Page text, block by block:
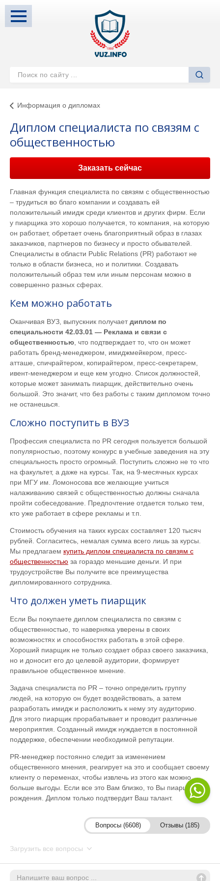
Информация о дипломах
Диплом специалиста по связям с
общественностью
Заказать сейчас
Главная функция специалиста по связям с общественностью
– трудиться во благо компании и создавать ей
положительный имидж среди клиентов и других фирм. Если
у пиарщика это хорошо получается, то компания, на которую
он работает, обретает очень благоприятный образ в глазах
заказчиков, партнеров по бизнесу и просто обывателей.
Специалисты в области Public Relations (PR) работают не
только в области бизнеса, но и политики. Создавать
положительный образ тем или иным персонам можно в
совершенно разных сферах.
Кем можно работать
Оканчивая ВУЗ, выпускник получаетдиплом по
специальности 42.03.01 — Реклама и связи с
общественностью , что подтверждает то, что он может
работать бренд-менеджером, имиджмейкером, пресс-
атташе, спичрайтером, копирайтером, пресс-секретарем,
ивент-менеджером и еще кем угодно. Список должностей,
которые может занимать пиарщик, действительно очень
большой. Это значит, что без работы с таким дипломом точно
не останешься.
Сложно поступить в ВУЗ
Профессия специалиста по PR сегодня пользуется большой
популярностью, поэтому конкурс в учебные заведения на эту
специальность просто огромный. Поступить сложно не то что
на факультет, а даже на курсы. Так, на 9-месячных курсах
при МГУ им. Ломоносова все желающие учиться
налаживанию связей с общественностью должны сначала
пройти собеседование. Предпочтение отдается только тем,
кто уже работает в сфере рекламы и т.п.
Стоимость обучения на таких курсах составляет 120 тысяч
рублей. Согласитесь, немалая сумма всего лишь за курсы.
Мы предлагаем купить диплом специалиста по связям с
общественностью за гораздо меньшие деньги. И при
трудоустройстве Вы получите все преимущества
дипломированного сотрудника.
Что должен уметь пиарщик
Если Вы покупаете диплом специалиста по связям с
общественностью, то наверняка уверены в своих
возможностях и способностях работать в этой сфере.
Хороший пиарщик не только создает образ своего заказчика,
но и доносит его до целевой аудитории, формирует
правильное общественное мнение.
Задача специалиста по PR – точно определить группу
людей, на которую он будет воздействовать, а затем
разработать имидж и расположить к нему эту аудиторию.
Для этого пиарщик прорабатывает и проводит различные
мероприятия. Созданный имидж нуждается в постоянной
поддержке, обеспечении необходимой репутации.
PR-менеджер постоянно следит за изменением
общественного мнения, реагирует на это и сообщает своему
клиенту о переменах, чтобы извлечь из этого как можно
больше выгоды. Если все это Вам близко, то Вы пиарщик от
рождения. Диплом только подтвердит Ваш талант.
Вопросы (6608) Отзывы (185)
Загрузить все вопросы